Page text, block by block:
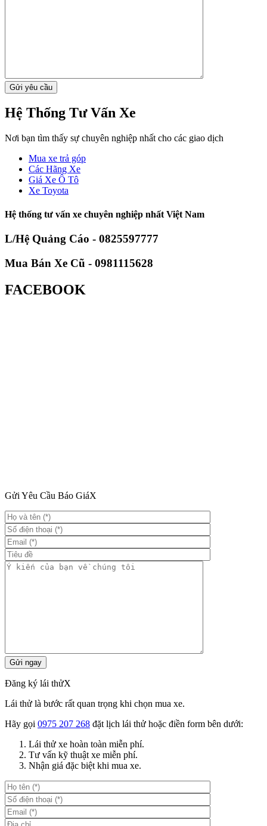
Hệ Thống Tư Vấn Xe
Nơi bạn tìm thấy sự chuyên nghiệp nhất cho các giao dịch
Mua xe trả góp
Các Hãng Xe
Giá Xe Ô Tô
Xe Toyota
Hệ thống tư vấn xe chuyên nghiệp nhất Việt Nam
L/Hệ Quảng Cáo - 0825597777
Mua Bán Xe Cũ - 0981115628
FACEBOOK
Gửi Yêu Cầu Báo GiáX
Đăng ký lái thửX
Lái thử là bước rất quan trọng khi chọn mua xe.
Hãy gọi 0975 207 268 đặt lịch lái thử hoặc điền form bên dưới:
Lái thử xe hoàn toàn miễn phí.
Tư vấn kỹ thuật xe miễn phí.
Nhận giá đặc biệt khi mua xe.